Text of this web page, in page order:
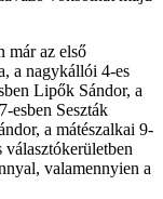
már az első
a nagykállói 4-es
Lipők Sándor, a
esben Seszták
a mátészalkai 9-
valamennyien a